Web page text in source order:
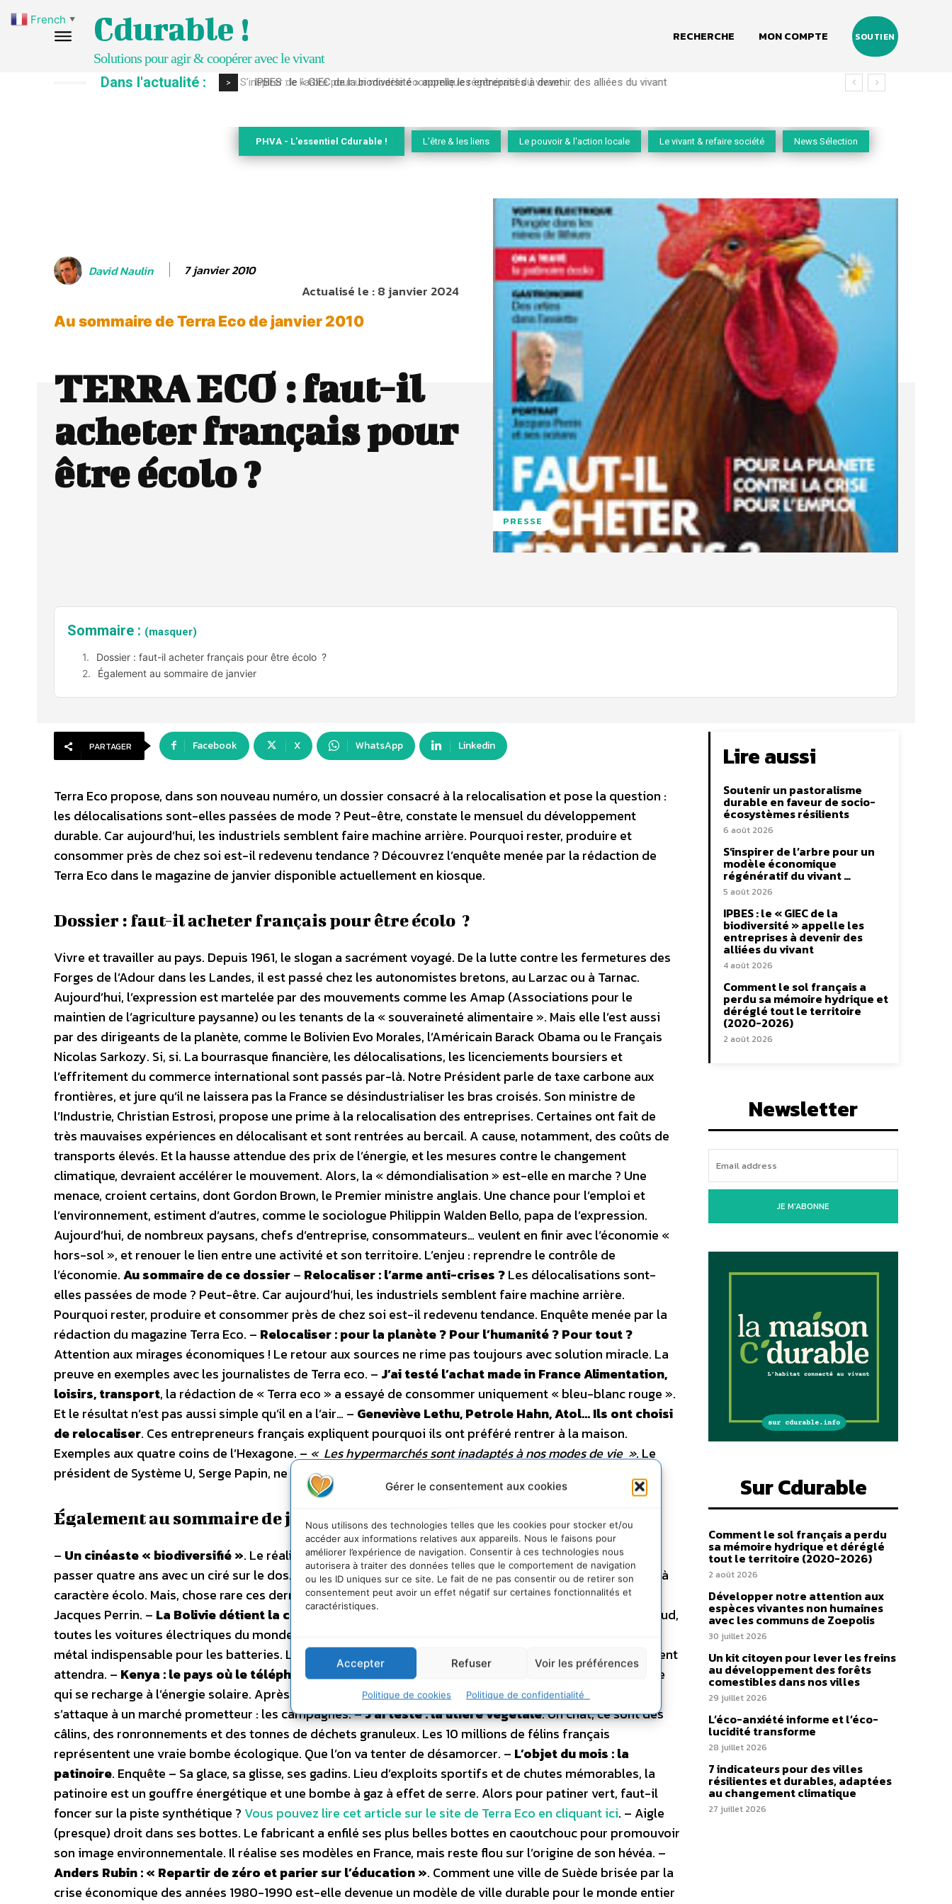
Gérer le consentement aux cookies
Nous utilisons des technologies telles que les cookies pour stocker et/ou
accéder aux informations relatives aux appareils. Nous le faisons pour
améliorer l’expérience de navigation. Consentir à ces technologies nous
autorisera à traiter des données telles que le comportement de navigation
ou les ID uniques sur ce site. Le fait de ne pas consentir ou de retirer son
consentement peut avoir un effet négatif sur certaines fonctionnalités et
caractéristiques.
Accepter Refuser Voir les préférences
Politique de cookies Politique de confidentialité
Cdurable !
Solutions pour agir & coopérer avec le vivant
RECHERCHE MON COMPTE SOUTIEN
Dans l'actualité : > IPBES : le « GIEC de la biodiversité » appelle les entreprises à devenir des alliées du vivant
PHVA - L'essentiel Cdurable ! L'être & les liens Le pouvoir & l'action locale Le vivant & refaire société News Sélection
David Naulin 7 janvier 2010
Actualisé le :8 janvier 2024
Au sommaire de Terra Eco de janvier 2010
TERRA ECO : faut-il
acheter français pour
être écolo ?
PRESSE
Sommaire : (masquer)
Dossier : faut-il acheter français pour être écolo ?
Également au sommaire de janvier
PARTAGER Facebook X WhatsApp Linkedin
Terra Eco propose, dans son nouveau numéro, un dossier consacré à la relocalisation et pose la question :
les délocalisations sont-elles passées de mode ? Peut-être, constate le mensuel du développement
durable. Car aujourd’hui, les industriels semblent faire machine arrière. Pourquoi rester, produire et
consommer près de chez soi est-il redevenu tendance ? Découvrez l’enquête menée par la rédaction de
Terra Eco dans le magazine de janvier disponible actuellement en kiosque.
Dossier : faut-il acheter français pour être écolo ?
Vivre et travailler au pays. Depuis 1961, le slogan a sacrément voyagé. De la lutte contre les fermetures des
Forges de l’Adour dans les Landes, il est passé chez les autonomistes bretons, au Larzac ou à Tarnac.
Aujourd’hui, l’expression est martelée par des mouvements comme les Amap (Associations pour le
maintien de l’agriculture paysanne) ou les tenants de la « souveraineté alimentaire ». Mais elle l’est aussi
par des dirigeants de la planète, comme le Bolivien Evo Morales, l’Américain Barack Obama ou le Français
Nicolas Sarkozy. Si, si. La bourrasque financière, les délocalisations, les licenciements boursiers et
l’effritement du commerce international sont passés par-là. Notre Président parle de taxe carbone aux
frontières, et jure qu’il ne laissera pas la France se désindustrialiser les bras croisés. Son ministre de
l’Industrie, Christian Estrosi, propose une prime à la relocalisation des entreprises. Certaines ont fait de
très mauvaises expériences en délocalisant et sont rentrées au bercail. A cause, notamment, des coûts de
transports élevés. Et la hausse attendue des prix de l’énergie, et les mesures contre le changement
climatique, devraient accélérer le mouvement. Alors, la « démondialisation » est-elle en marche ? Une
menace, croient certains, dont Gordon Brown, le Premier ministre anglais. Une chance pour l’emploi et
l’environnement, estiment d’autres, comme le sociologue Philippin Walden Bello, papa de l’expression.
Aujourd’hui, de nombreux paysans, chefs d’entreprise, consommateurs… veulent en finir avec l’économie «
hors-sol », et renouer le lien entre une activité et son territoire. L’enjeu : reprendre le contrôle de
l’économie.Au sommaire de ce dossier– Relocaliser : l’arme anti-crises ?Les délocalisations sont-
elles passées de mode ? Peut-être. Car aujourd’hui, les industriels semblent faire machine arrière.
Pourquoi rester, produire et consommer près de chez soi est-il redevenu tendance. Enquête menée par la
rédaction du magazine Terra Eco. – Relocaliser : pour la planète ? Pour l’humanité ? Pour tout ?
Attention aux mirages économiques ! Le retour aux sources ne rime pas toujours avec solution miracle. La
preuve en exemples avec les journalistes de Terra eco. – J’ai testé l’achat made in France Alimentation,
loisirs, transport, la rédaction de « Terra eco » a essayé de consommer uniquement « bleu-blanc rouge ».
Et le résultat n’est pas aussi simple qu’il en a l’air… – Geneviève Lethu, Petrole Hahn, Atol… Ils ont choisi
de relocaliser. Ces entrepreneurs français expliquent pourquoi ils ont préféré rentrer à la maison.
Exemples aux quatre coins de l’Hexagone. – « Les hypermarchés sont inadaptés à nos modes de vie ». Le
président de Système U, Serge Papin, ne croit plus… aux très grandes surfaces et mise sur la proximité.
Également au sommaire de janvier
– Un cinéaste « biodiversifié ». Le réalisateur de « Microcosmos » et du « Peuple migrateur » vient de
passer quatre ans avec un ciré sur le dos. Son nouveau documentaire « Océans » est un ballet aquatique à
caractère écolo. Mais, chose rare ces derniers temps, il est plus voluptueux qu’alarmiste. Portrait de
Jacques Perrin. – La Bolivie détient la clé de la voiture électrique
. Sans ce petit pays d’Amérique du Sud,
toutes les voitures électriques du monde resteraient au garage. Le sous-sol bolivien regorge de lithium,
métal indispensable pour les batteries. Le président Evo Morales en fait une affaire d’Etat. L’environnement
attendra. – Kenya : le pays où le téléphone est branché sur le soleil
. Safaricom a imaginé un portable
qui se recharge à l’énergie solaire. Après avoir conquis les bidonvilles où l’électricité est défaillante, il
s’attaque à un marché prometteur : les campagnes. –J’ai testé : la litière végétale. Un chat, ce sont des
câlins, des ronronnements et des tonnes de déchets granuleux. Les 10 millions de félins français
représentent une vraie bombe écologique. Que l’on va tenter de désamorcer. – L’objet du mois : la
patinoire. Enquête – Sa glace, sa glisse, ses gadins. Lieu d’exploits sportifs et de chutes mémorables, la
patinoire est un gouffre énergétique et une bombe à gaz à effet de serre. Alors pour patiner vert, faut-il
foncer sur la piste synthétique ? Vous pouvez lire cet article sur le site de Terra Eco en cliquant ici. – Aigle
(presque) droit dans ses bottes. Le fabricant a enfilé ses plus belles bottes en caoutchouc pour promouvoir
son image environnementale. Il réalise ses modèles en France, mais reste flou sur l’origine de son hévéa. –
Anders Rubin : « Repartir de zéro et parier sur l’éducation ». Comment une ville de Suède brisée par la
crise économique des années 1980-1990 est-elle devenue un modèle de ville durable pour le monde entier
Lire aussi
Soutenir un pastoralisme
durable en faveur de socio-
écosystèmes résilients
6 août 2026
S’inspirer de l’arbre pour un
modèle économique
régénératif du vivant …
5 août 2026
IPBES : le « GIEC de la
biodiversité » appelle les
entreprises à devenir des
alliées du vivant
4 août 2026
Comment le sol français a
perdu sa mémoire hydrique et
déréglé tout le territoire
(2020-2026)
2 août 2026
Newsletter
JE M'ABONNE
Sur Cdurable
Comment le sol français a perdu
sa mémoire hydrique et déréglé
tout le territoire (2020-2026)
2 août 2026
Développer notre attention aux
espèces vivantes non humaines
avec les communs de Zoepolis
30 juillet 2026
Un kit citoyen pour lever les freins
au développement des forêts
comestibles dans nos villes
29 juillet 2026
L’éco-anxiété informe et l’éco-
lucidité transforme
28 juillet 2026
7 indicateurs pour des villes
résilientes et durables, adaptées
au changement climatique
27 juillet 2026
French ▼